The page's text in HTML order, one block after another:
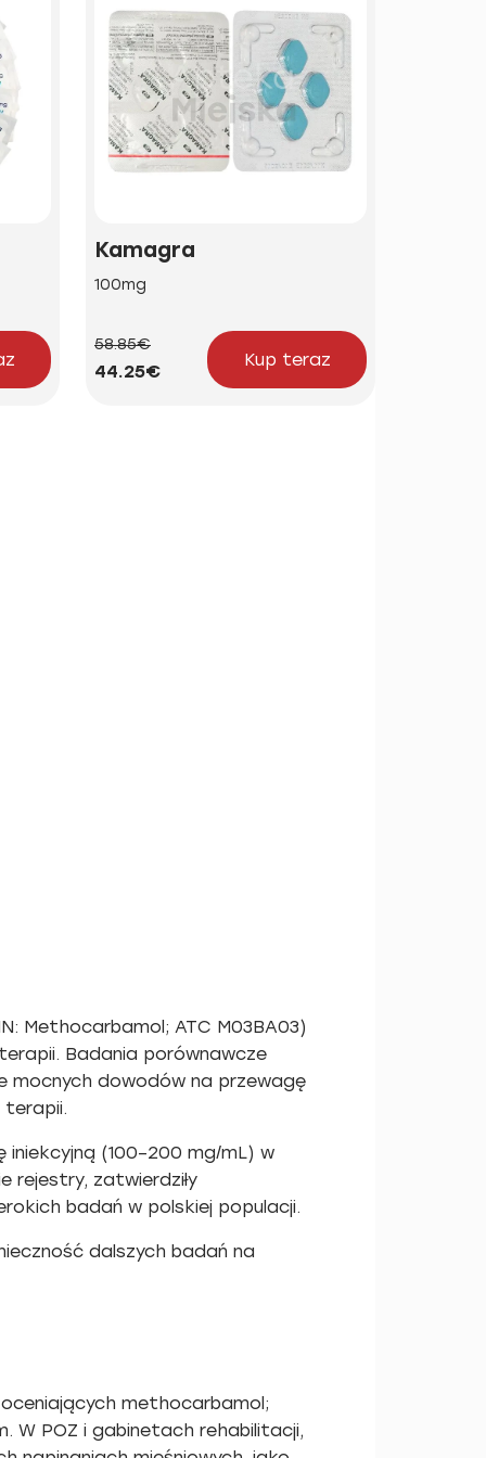
Kamagra
100mg
58.85€
44.25€
Kup teraz
Methocarbamol; ATC M03BA03)
Badania porównawcze
mocnych dowodów na przewagę
terapii.
(100–200 mg/mL) w
rejestry, zatwierdziły
badań w polskiej populacji.
dalszych badań na
methocarbamol;
W POZ i gabinetach rehabilitacji,